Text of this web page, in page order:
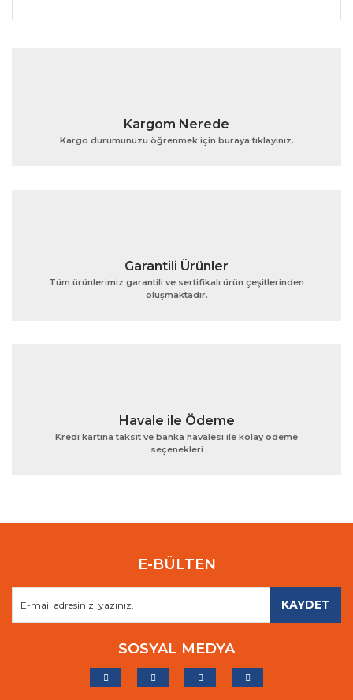
Bu ürünün fiyat bilgisi, resim, ürün açıklamalarında ve
Ürün açıklamasında eksik bilgiler bulunuyor.
Gönder
Kargom Nerede
Kargo durumunuzu öğrenmek için buraya tıklayınız.
Garantili Ürünler
Tüm ürünlerimiz garantili ve sertifikalı ürün çeşitlerinden
oluşmaktadır.
Havale ile Ödeme
Kredi kartına taksit ve banka havalesi ile kolay ödeme
seçenekleri
E-BÜLTEN
KAYDET
SOSYAL MEDYA